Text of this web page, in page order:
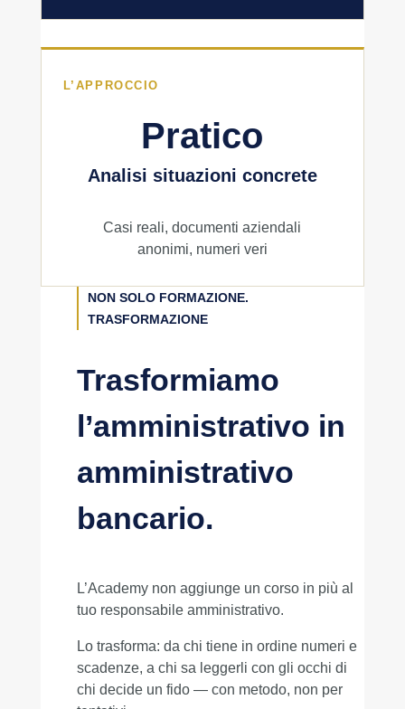
L’APPROCCIO
Pratico
Analisi situazioni concrete
Casi reali, documenti aziendali
anonimi, numeri veri
NON SOLO FORMAZIONE.
TRASFORMAZIONE
Trasformiamo
l’amministrativo in
amministrativo
bancario.
L’Academy non aggiunge un corso in più al
tuo responsabile amministrativo.
Lo trasforma: da chi tiene in ordine numeri e
scadenze, a chi sa leggerli con gli occhi di
chi decide un fido — con metodo, non per